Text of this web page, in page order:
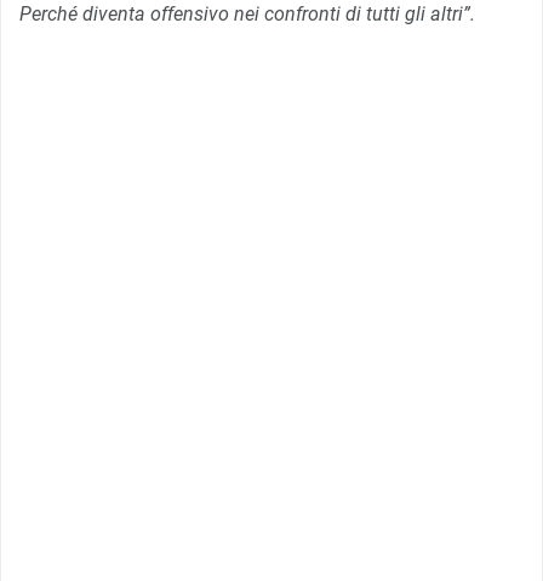
Perché diventa offensivo nei confronti di tutti gli altri”.